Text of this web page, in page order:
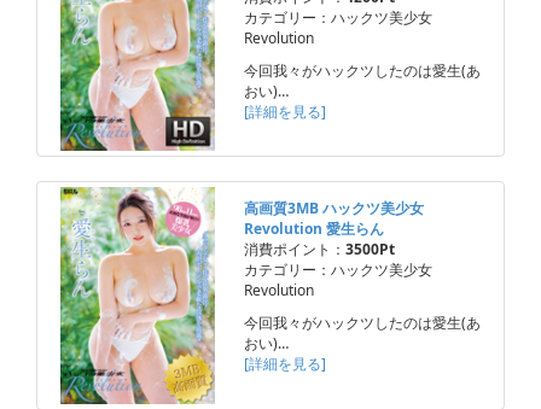
カテゴリー：ハックツ美少女
Revolution
今回我々がハックツしたのは愛生(あ
おい)…
[詳細を見る]
高画質3MB ハックツ美少女
Revolution 愛生らん
消費ポイント： 3500Pt
カテゴリー：ハックツ美少女
Revolution
今回我々がハックツしたのは愛生(あ
おい)…
[詳細を見る]